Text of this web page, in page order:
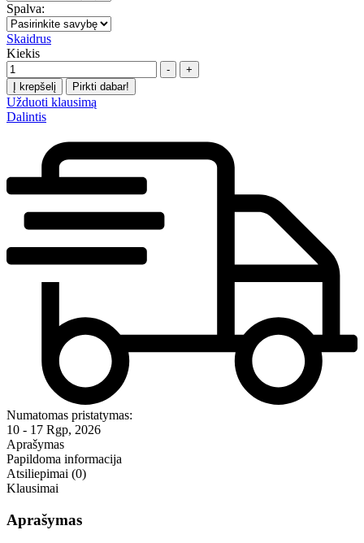
Spalva:
Skaidrus
Kiekis
-
+
Į krepšelį
Pirkti dabar!
Užduoti klausimą
Dalintis
Numatomas pristatymas:
10 - 17 Rgp, 2026
Aprašymas
Papildoma informacija
Atsiliepimai (0)
Klausimai
Aprašymas